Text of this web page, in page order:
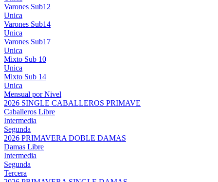
Varones Sub12
Unica
Varones Sub14
Unica
Varones Sub17
Unica
Mixto Sub 10
Unica
Mixto Sub 14
Unica
Mensual por Nivel
2026 SINGLE CABALLEROS PRIMAVE
Caballeros Libre
Intermedia
Segunda
2026 PRIMAVERA DOBLE DAMAS
Damas Libre
Intermedia
Segunda
Tercera